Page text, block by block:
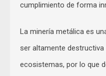
cumplimiento de forma
La minería metálica es
ser altamente
ecosistemas, por lo que